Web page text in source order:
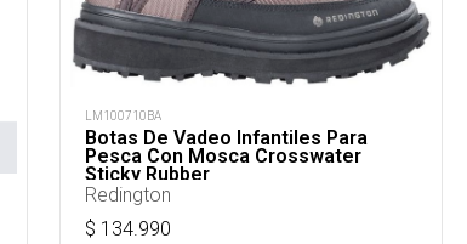
LM100710BA
Botas De Vadeo Infantiles Para
Pesca Con Mosca Crosswater
Sticky Rubber
Redington
$ 134.990